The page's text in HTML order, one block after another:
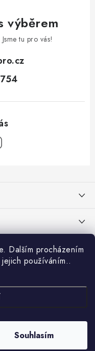
Dalším procházením
používáním..
Souhlasím
výběrem
tu pro vás!
vyhrazena.Upravit nastavení